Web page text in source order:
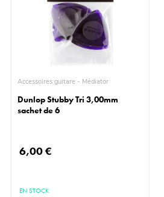
Accessoires guitare - Médiator
Dunlop Stubby Tri 3,00mm
sachet de 6
6,00 €
EN STOCK